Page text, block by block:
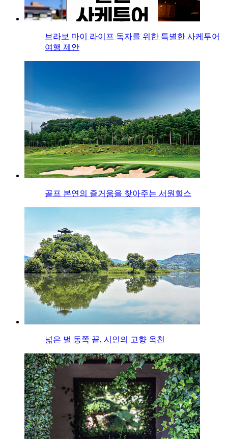
브라보 마이 라이프 독자를 위한 특별한 사케투어
여행 제안
골프 본연의 즐거움을 찾아주는 서원힐스
넓은 벌 동쪽 끝, 시인의 고향 옥천